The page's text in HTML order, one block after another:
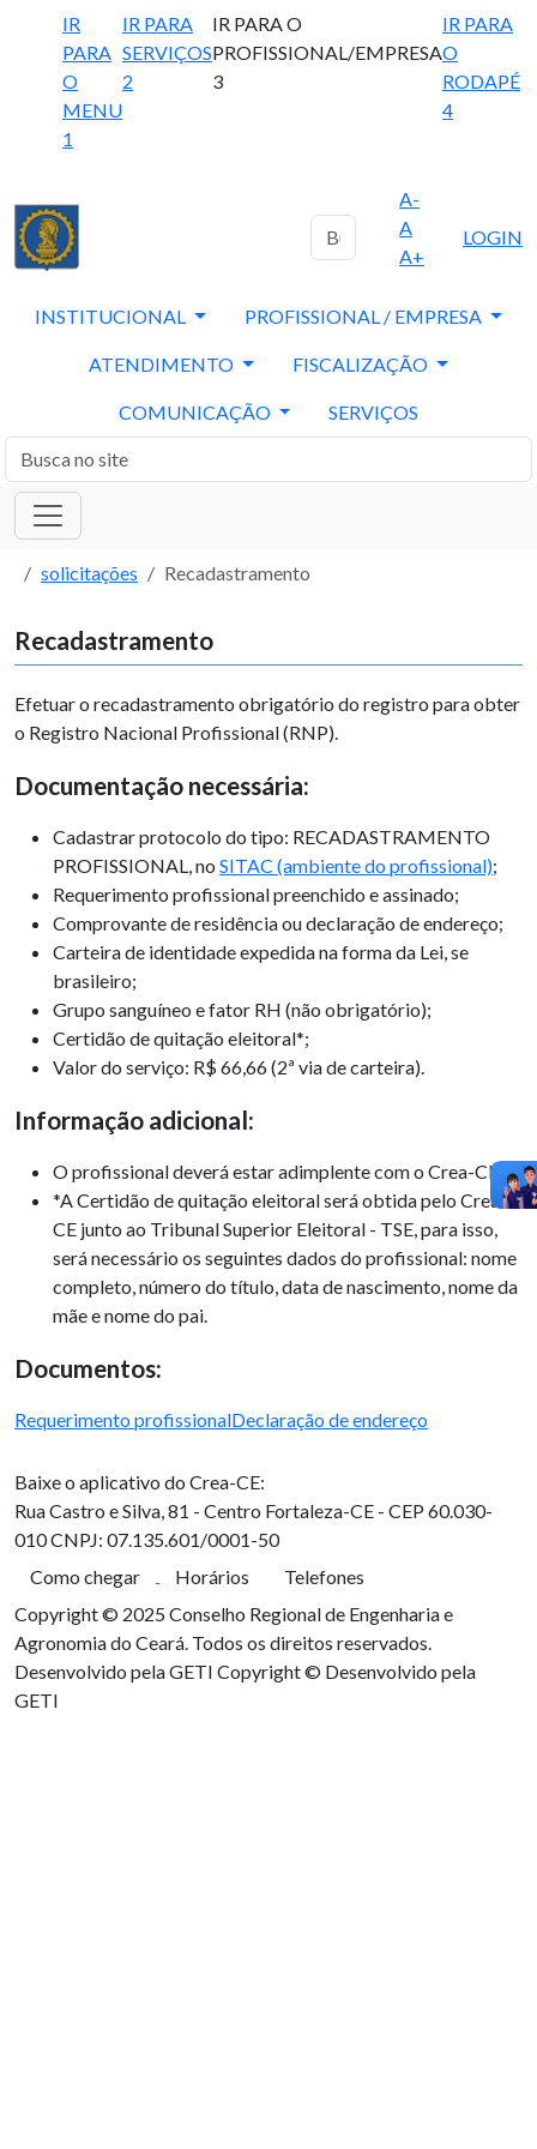
IR
PARA
O
MENU
1
IR PARA
SERVIÇOS
2
IR PARA O
PROFISSIONAL/EMPRESA
3
IR PARA
O
RODAPÉ
4
A-
A
A+
LOGIN
INSTITUCIONAL PROFISSIONAL / EMPRESA
ATENDIMENTO FISCALIZAÇÃO
COMUNICAÇÃO SERVIÇOS
solicitações Recadastramento
Recadastramento
Efetuar o recadastramento obrigatório do registro para obter
o Registro Nacional Profissional (RNP).
Documentação necessária:
Cadastrar protocolo do tipo: RECADASTRAMENTO
PROFISSIONAL, no SITAC (ambiente do profissional);
Requerimento profissional preenchido e assinado;
Comprovante de residência ou declaração de endereço;
Carteira de identidade expedida na forma da Lei, se
brasileiro;
Grupo sanguíneo e fator RH (não obrigatório);
Certidão de quitação eleitoral*;
Valor do serviço: R$ 66,66(2ª via de carteira).
Informação adicional:
O profissional deverá estar adimplente com o Crea-CE;
*A Certidão de quitação eleitoral será obtida pelo Crea-
CE junto ao Tribunal Superior Eleitoral - TSE, para isso,
será necessário os seguintes dados do profissional: nome
completo, número do título, data de nascimento, nome da
mãe e nome do pai.
Documentos:
Requerimento profissionalDeclaração de endereço
Baixe o aplicativo do Crea-CE:
Rua Castro e Silva, 81 - Centro Fortaleza-CE - CEP 60.030-
010CNPJ: 07.135.601/0001-50
Como chegar
Horários
Telefones
Copyright © 2025 Conselho Regional de Engenharia e
Agronomia do Ceará. Todos os direitos reservados.
Desenvolvido pela GETI Copyright © Desenvolvido pela
GETI